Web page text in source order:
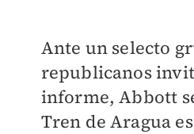
Ante un selecto
republicanos
informe, Abbott
Tren de Aragua